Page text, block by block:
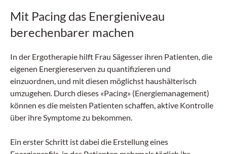
Mit Pacing das Energieniveau
berechenbarer machen
In der Ergotherapie hilft Frau Sägesser ihren Patienten, die
eigenen Energiereserven zu quantifizieren und
einzuordnen, und mit diesen möglichst haushälterisch
umzugehen. Durch dieses «Pacing» (Energiemanagement)
können es die meisten Patienten schaffen, aktive Kontrolle
über ihre Symptome zu bekommen.
Ein erster Schritt ist dabei die Erstellung eines